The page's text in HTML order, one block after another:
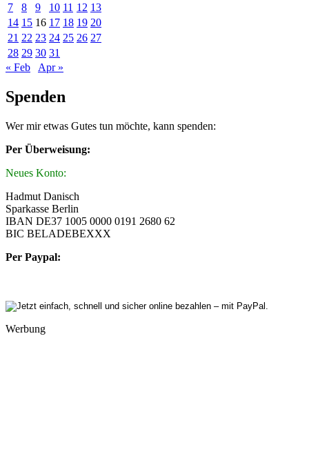
7
8 9 10 11 12 13
14 15 16 17 18 19 20
21 22 23 24 25 26 27
28 29 30 31
« Feb
Apr »
Spenden
Wer mir etwas Gutes tun möchte, kann spenden:
Per Überweisung:
Neues Konto:
Hadmut Danisch
Sparkasse Berlin
IBAN DE37 1005 0000 0191 2680 62
BIC BELADEBEXXX
Per Paypal:
Werbung